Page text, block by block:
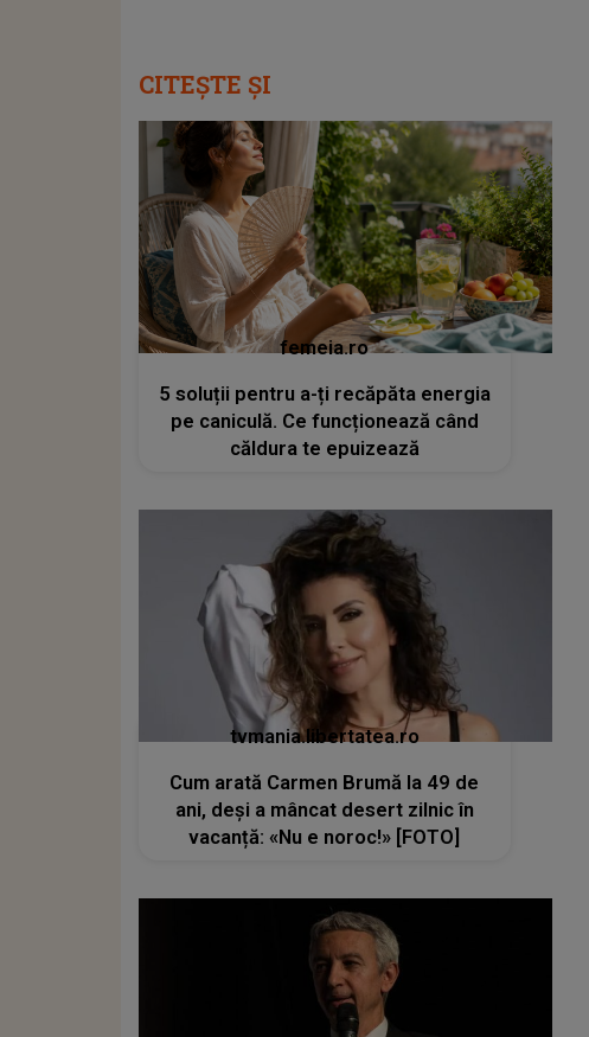
CITEȘTE ȘI
femeia.ro
5 soluții pentru a-ți recăpăta energia
pe caniculă. Ce funcționează când
căldura te epuizează
tvmania.libertatea.ro
Cum arată Carmen Brumă la 49 de
ani, deși a mâncat desert zilnic în
vacanță: «Nu e noroc!» [FOTO]